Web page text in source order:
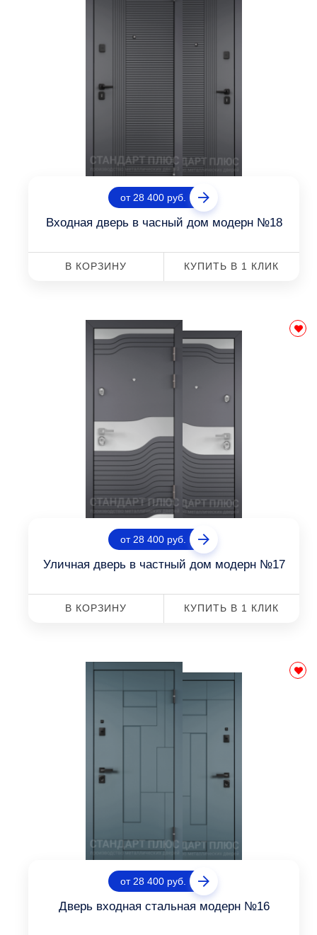
от 28 400 руб.
Входная дверь в часный дом модерн №18
В КОРЗИНУ КУПИТЬ В 1 КЛИК
от 28 400 руб.
Уличная дверь в частный дом модерн №17
В КОРЗИНУ КУПИТЬ В 1 КЛИК
от 28 400 руб.
Дверь входная стальная модерн №16